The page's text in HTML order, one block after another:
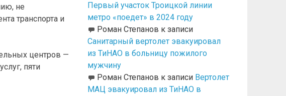
не
транспорта и
центров —
пяти
Первый участок Троицкой линии
метро «поедет» в 2024 году
Роман Степанов к записи
Санитарный вертолет эвакуировал
из ТиНАО в больницу пожилого
мужчину
Роман Степанов к записи Вертолет
МАЦ эвакуировал из ТиНАО в